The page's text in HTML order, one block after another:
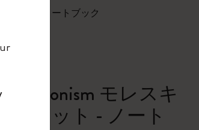
セット - ノートブック
モレスキ
別セット - ノート